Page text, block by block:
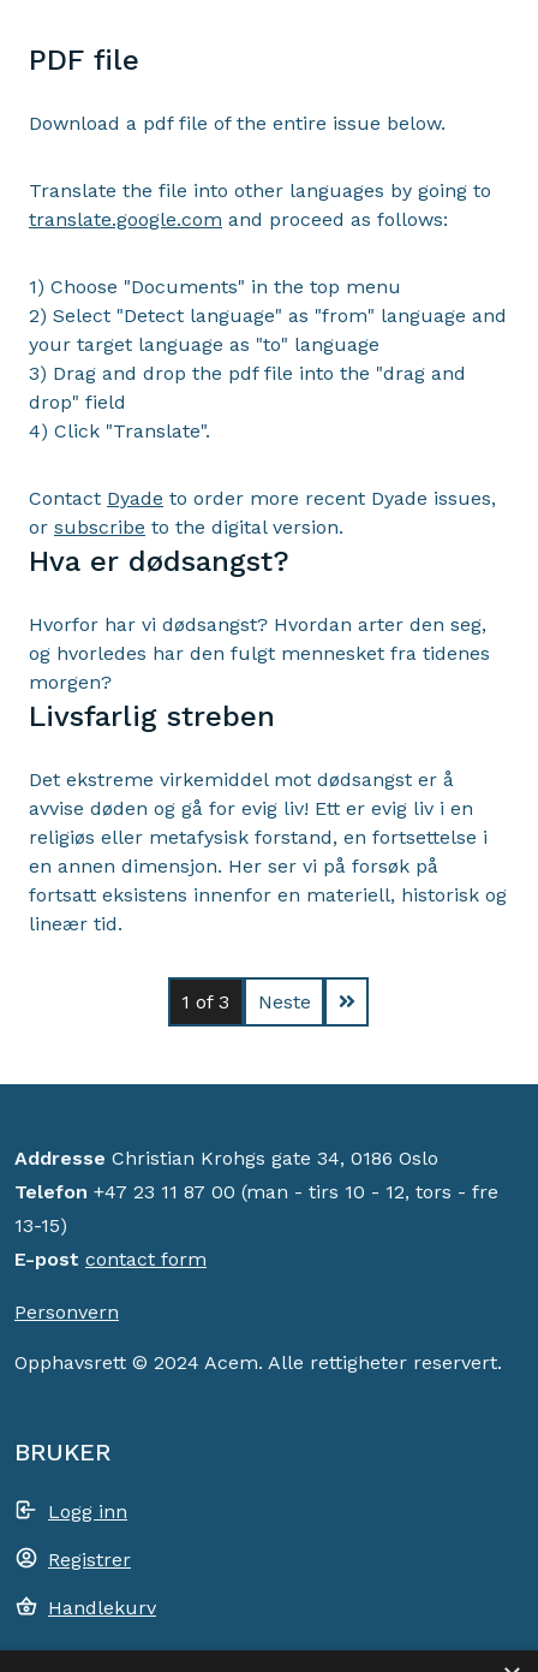
PDF file
Download a pdf file of the entire issue below.
Translate the file into other languages by going to
translate.google.com and proceed as follows:
1) Choose "Documents" in the top menu
2) Select "Detect language" as "from" language and
your target language as "to" language
3) Drag and drop the pdf file into the "drag and
drop" field
4) Click "Translate".
Contact Dyade to order more recent Dyade issues,
or subscribe to the digital version.
Hva er dødsangst?
Hvorfor har vi dødsangst? Hvordan arter den seg,
og hvorledes har den fulgt mennesket fra tidenes
morgen?
Livsfarlig streben
Det ekstreme virkemiddel mot dødsangst er å
avvise døden og gå for evig liv! Ett er evig liv i en
religiøs eller metafysisk forstand, en fortsettelse i
en annen dimensjon. Her ser vi på forsøk på
fortsatt eksistens innenfor en materiell, historisk og
lineær tid.
1 of 3 Neste
Addresse Christian Krohgs gate 34, 0186 Oslo
Telefon +47 23 11 87 00 (man - tirs 10 - 12, tors - fre
13-15)
E-post contact form
Personvern
Opphavsrett © 2024 Acem. Alle rettigheter reservert.
BRUKER
Logg inn
Registrer
Handlekurv